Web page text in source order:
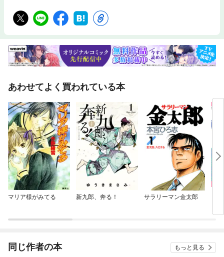
あわせてよく買われている本
マリア様がみてる 新九郎、奔る！ サラリーマン金太郎
同じ作者の本 もっと見る